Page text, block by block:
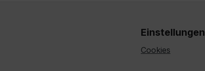
Einstellungen
Cookies